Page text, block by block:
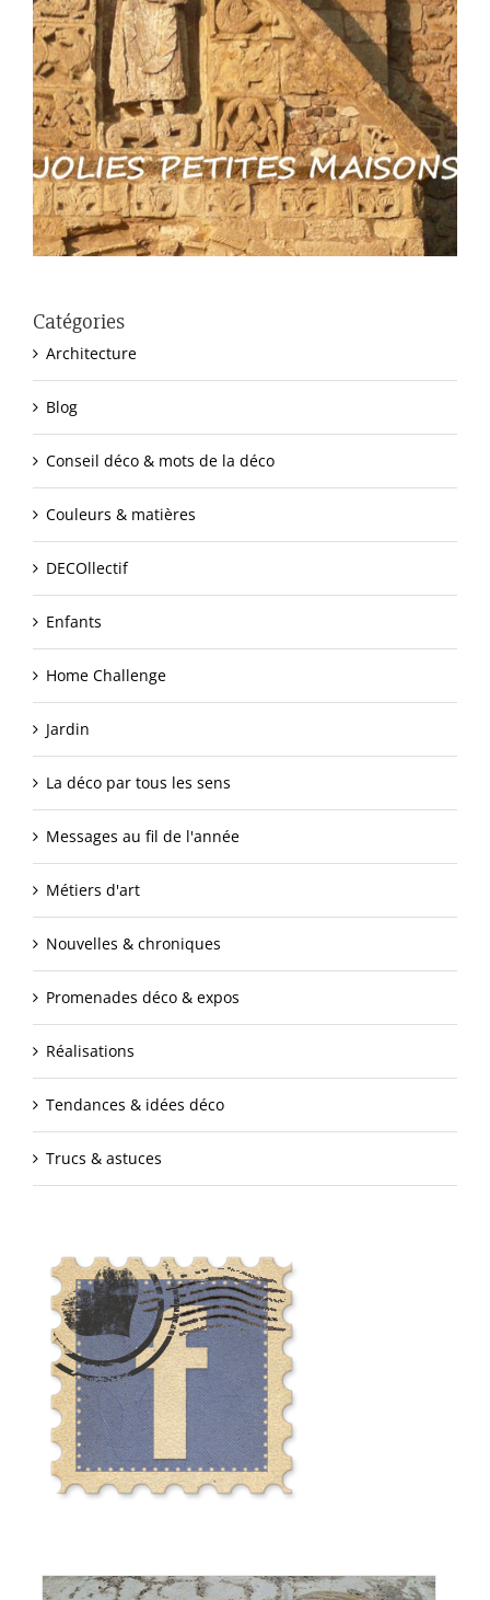
Catégories
Architecture
Blog
Conseil déco & mots de la déco
Couleurs & matières
DECOllectif
Enfants
Home Challenge
Jardin
La déco par tous les sens
Messages au fil de l'année
Métiers d'art
Nouvelles & chroniques
Promenades déco & expos
Réalisations
Tendances & idées déco
Trucs & astuces